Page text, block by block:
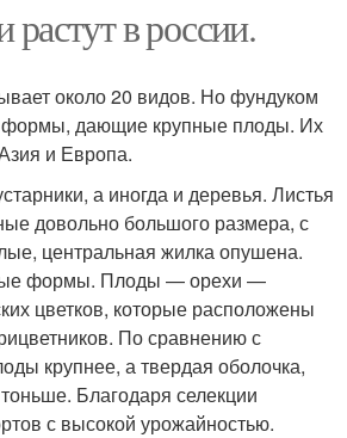
в россии.
около 20 видов. Но фундуком
формы, дающие крупные плоды. Их
и Европа.
а иногда и деревья. Листья
довольно большого размера, с
центральная жилка опушена.
формы. Плоды — орехи —
цветков, которые расположены
По сравнению с
крупнее, а твердая оболочка,
Благодаря селекции
с высокой урожайностью.